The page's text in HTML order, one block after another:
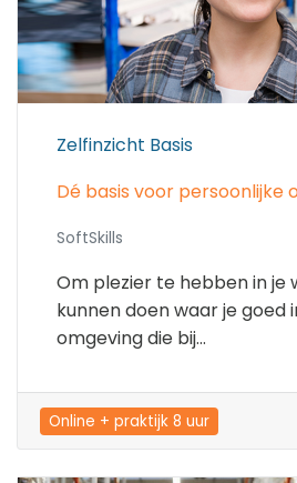
Zelfinzicht Basis
Dé basis voor persoonlijke
SoftSkills
Om plezier te hebben in je
kunnen doen waar je goed
omgeving die bij...
Online + praktijk 8 uur